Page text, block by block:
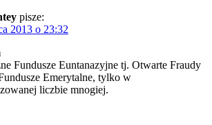
pisze:
2013 o 23:32
Fundusze Euntanazyjne tj. Otwarte Fraudy
Emerytalne, tylko w
liczbie mnogiej.